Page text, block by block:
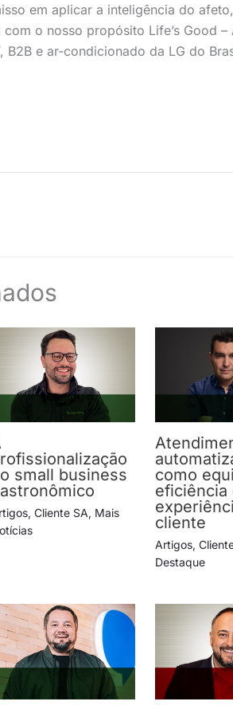
em aplicar a inteligência do
o nosso propósito Life’s Good –
B2B e ar-condicionado da LG do
small business
,Cliente SA, Mais
como
eficiência
cliente
Artigos,
Destaque